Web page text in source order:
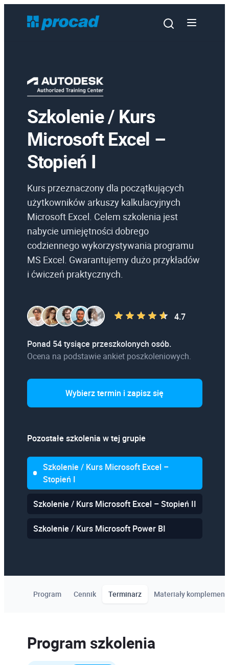
Szkolenie / Kurs
Microsoft Excel –
Stopień I
Kurs przeznaczony dla początkujących
użytkowników arkuszy kalkulacyjnych
Microsoft Excel. Celem szkolenia jest
nabycie umiejętności dobrego
codziennego wykorzystywania programu
MS Excel. Gwarantujemy dużo przykładów
i ćwiczeń praktycznych.
4.7
Ponad 54 tysiące przeszkolonych osób.
Ocena na podstawie ankiet poszkoleniowych.
Wybierz termin i zapisz się
Pozostałe szkolenia w tej grupie
Szkolenie / Kurs Microsoft Excel –
Stopień I
Szkolenie / Kurs Microsoft Excel – Stopień II
Szkolenie / Kurs Microsoft Power BI
Program Cennik Terminarz Materiały
Program szkolenia
Oprogramowanie
Szkolenia
Promocje
Wiedza